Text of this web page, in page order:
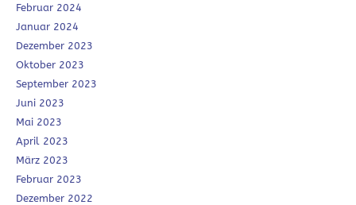
Februar 2024
Januar 2024
Dezember 2023
Oktober 2023
September 2023
Juni 2023
Mai 2023
April 2023
März 2023
Februar 2023
Dezember 2022